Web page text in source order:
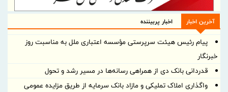
آخرین اخبار اخبار پربیننده
پیام رئیس هیئت سرپرستی مؤسسه اعتباری ملل به مناسبت روز
خبرنگار
قدردانی بانک دی از همراهی رسانه‌ها در مسیر رشد و تحول
واگذاری املاک تملیکی و مازاد بانک سرمایه از طریق مزایده عمومی